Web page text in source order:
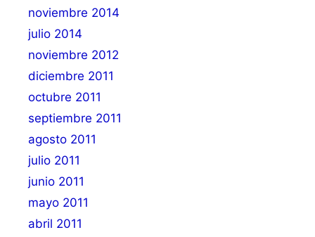
noviembre 2014
julio 2014
noviembre 2012
diciembre 2011
octubre 2011
septiembre 2011
agosto 2011
julio 2011
junio 2011
mayo 2011
abril 2011